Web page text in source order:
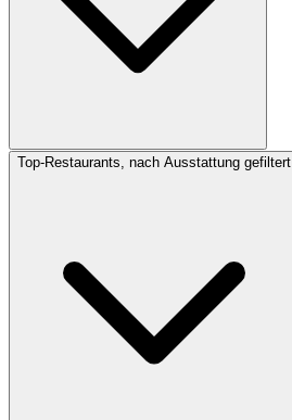
Top-Restaurants, nach Ausstattung gefiltert